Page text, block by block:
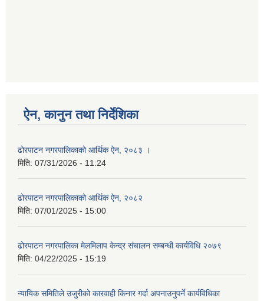
ऐन, कानुन तथा निर्देशिका
ढोरपाटन नगरपालिकाको आर्थिक ऐन, २०८३ ।
मिति: 07/31/2026 - 11:24
ढोरपाटन नगरपालिकाको आर्थिक ऐन, २०८२
मिति: 07/01/2025 - 15:00
ढोरपाटन नगरपालिका मेलमिलाप केन्द्र संचालन सम्बन्धी कार्यविधि २०७९
मिति: 04/22/2025 - 15:19
न्यायिक समितिले उजुरीको कारवाही किनार गर्दा अपनाउनुपर्ने कार्यविधिका